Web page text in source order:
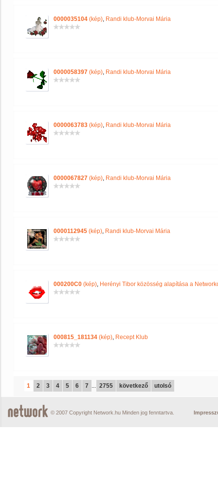
0000035104 (kép), Randi klub-Morvai Mária
0000058397 (kép), Randi klub-Morvai Mária
0000063783 (kép), Randi klub-Morvai Mária
0000067827 (kép), Randi klub-Morvai Mária
0000112945 (kép), Randi klub-Morvai Mária
000200C0 (kép), Herényi Tibor közösség alapítása a
000815_181134 (kép), Recept Klub
1 2 3 4 5 6 7 ... 2755 következő utolsó
© 2007 Copyright Network.hu Minden jog fenntartva.